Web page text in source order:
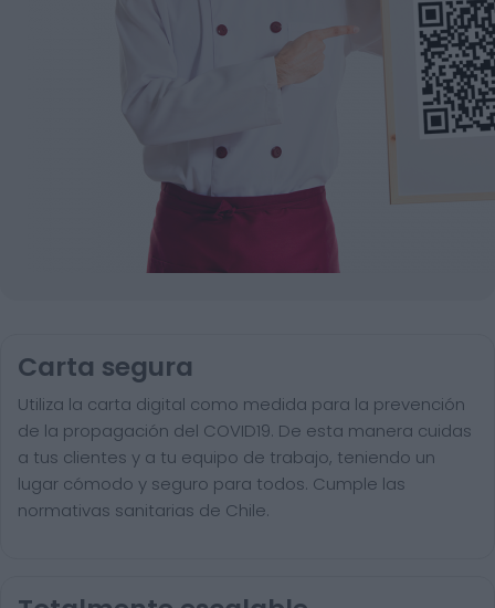
Carta segura
Utiliza la carta digital como medida para la prevención
de la propagación del COVID19. De esta manera cuidas
a tus clientes y a tu equipo de trabajo, teniendo un
lugar cómodo y seguro para todos. Cumple las
normativas sanitarias de Chile.